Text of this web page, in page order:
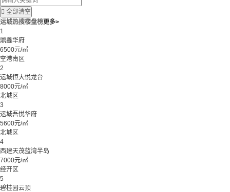
 全部清空
运城热搜楼盘榜更多>
1
鼎鑫华府
6500元/㎡
空港南区
2
运城恒大悦龙台
8000元/㎡
北城区
3
运城吾悦华府
5600元/㎡
北城区
4
西建天茂蓝湾半岛
7000元/㎡
经开区
5
碧桂园云顶